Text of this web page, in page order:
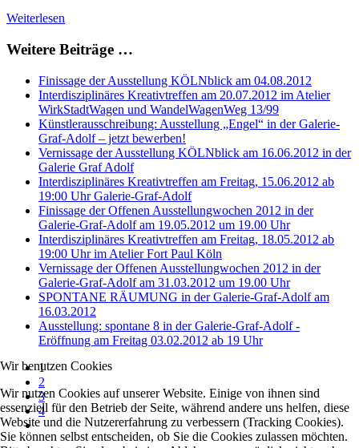
Weiterlesen
Weitere Beiträge …
Finissage der Ausstellung KÖLNblick am 04.08.2012
Interdisziplinäres Kreativtreffen am 20.07.2012 im Atelier
WirkStadtWagen und WandelWagenWeg 13/99
Künstlerausschreibung: Ausstellung „Engel“ in der Galerie-
Graf-Adolf – jetzt bewerben!
Vernissage der Ausstellung KÖLNblick am 16.06.2012 in der
Galerie Graf Adolf
Interdisziplinäres Kreativtreffen am Freitag, 15.06.2012 ab
19:00 Uhr Galerie-Graf-Adolf
Finissage der Offenen Ausstellungwochen 2012 in der
Galerie-Graf-Adolf am 19.05.2012 um 19.00 Uhr
Interdisziplinäres Kreativtreffen am Freitag, 18.05.2012 ab
19:00 Uhr im Atelier Fort Paul Köln
Vernissage der Offenen Ausstellungwochen 2012 in der
Galerie-Graf-Adolf am 31.03.2012 um 19.00 Uhr
SPONTANE RÄUMUNG in der Galerie-Graf-Adolf am
16.03.2012
Ausstellung: spontane 8 in der Galerie-Graf-Adolf -
Eröffnung am Freitag 03.02.2012 ab 19 Uhr
1
2
3
4
Wir benutzen Cookies
Wir nutzen Cookies auf unserer Website. Einige von ihnen sind
essenziell für den Betrieb der Seite, während andere uns helfen, diese
Website und die Nutzererfahrung zu verbessern (Tracking Cookies).
Sie können selbst entscheiden, ob Sie die Cookies zulassen möchten.